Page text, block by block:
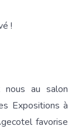
!
nous au salon
Expositions à
favorise